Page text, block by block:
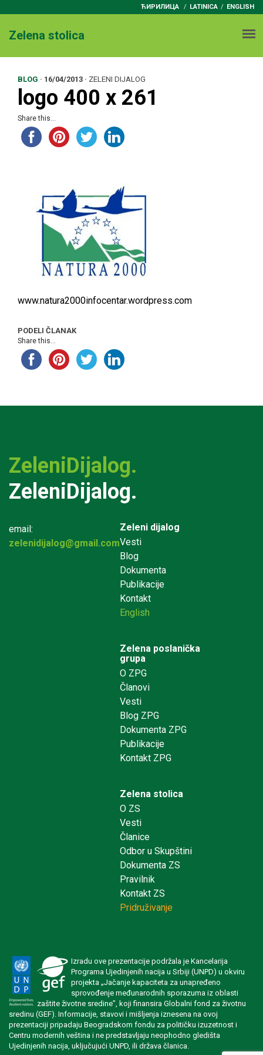
ЋИРИЛИЦА / LATINICA ENGLISH
Zelena stolica
BLOG · 16/04/2013 · ZELENI DIJALOG
logo 400 x 261
Share this...
www.natura2000infocentar.wordpress.com
PODELI ČLANAK
Share this...
ZeleniDijalog.
ZeleniDijalog.
email:
zelenidijalog@gmail.com
Zeleni dijalog
Vesti
Blog
Dokumenta
Publikacije
Kontakt
English
Zelena poslanička
grupa
O ZPG
Članovi
Vesti
Blog ZPG
Dokumenta ZPG
Publikacije
Kontakt ZPG
Zelena stolica
O ZS
Vesti
Članice
Odbor u Skupštini
Dokumenta ZS
Pravilnik
Kontakt ZS
Pridruživanje
Izradu ove prezentacije podržala je Kancelarija
Programa Ujedinjenih nacija u Srbiji (UNPD) u okviru
projekta „Jačanje kapaciteta za unapređeno
sprovođenje međunarodnih sporazuma iz oblasti
zaštite životne sredine”, koji finansira Globalni fond za životnu
sredinu (GEF). Informacije, stavovi i mišljenja iznesena na ovoj
prezentaciji pripadaju Beogradskom fondu za političku izuzetnost i
Centru modernih veština i ne predstavljaju neophodno gledišta
Ujedinjenih nacija, uključujući UNPD, ili država članica.